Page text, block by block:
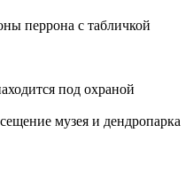
перрона с табличкой
под охраной
музея и дендропарка